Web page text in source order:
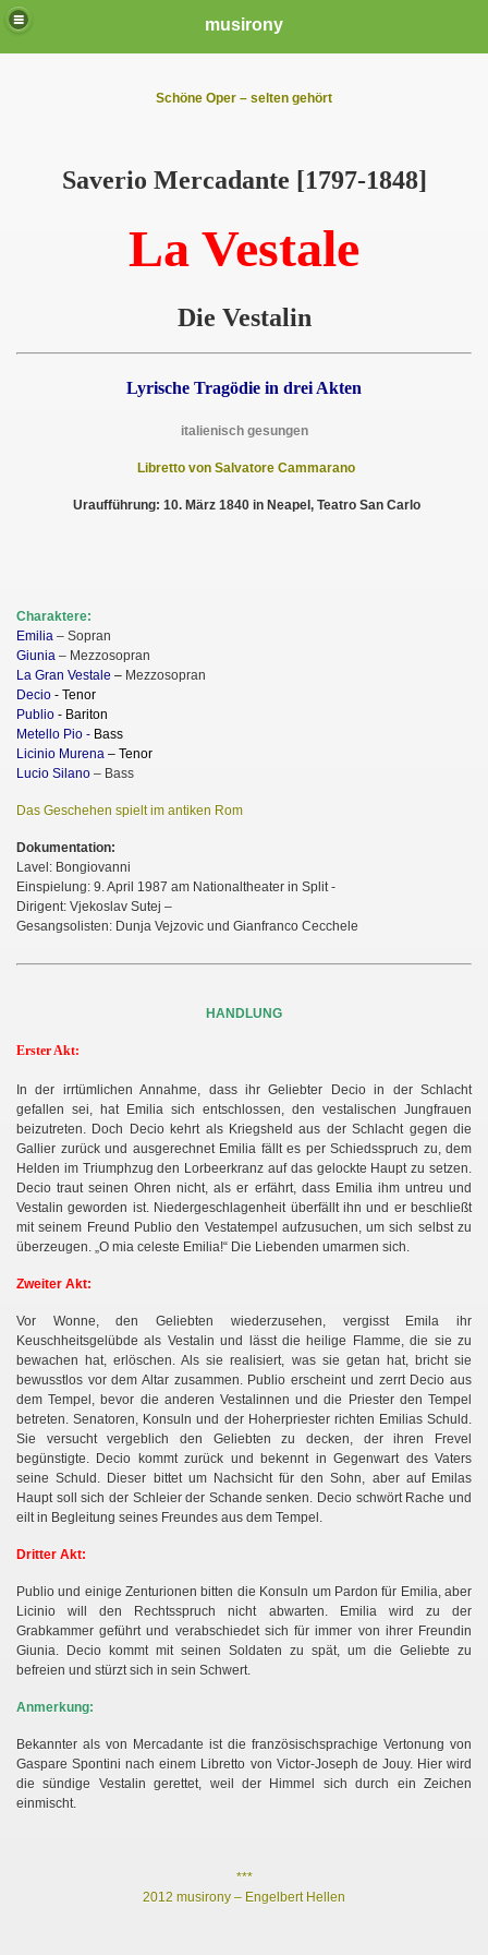
musirony
Schöne Oper – selten gehört
Saverio Mercadante [1797-1848]
La Vestale
Die Vestalin
Lyrische Tragödie in drei Akten
italienisch gesungen
Libretto von Salvatore Cammarano
Uraufführung: 10. März 1840 in Neapel, Teatro San Carlo
Charaktere:
Emilia – Sopran
Giunia – Mezzosopran
La Gran Vestale – Mezzosopran
Decio - Tenor
Publio - Bariton
Metello Pio - Bass
Licinio Murena – Tenor
Lucio Silano – Bass
Das Geschehen spielt im antiken Rom
Dokumentation:
Lavel: Bongiovanni
Einspielung: 9. April 1987 am Nationaltheater in Split -
Dirigent: Vjekoslav Sutej –
Gesangsolisten: Dunja Vejzovic und Gianfranco Cecchele
HANDLUNG
Erster Akt:
In der irrtümlichen Annahme, dass ihr Geliebter Decio in der Schlacht
gefallen sei, hat Emilia sich entschlossen, den vestalischen Jungfrauen
beizutreten. Doch Decio kehrt als Kriegsheld aus der Schlacht gegen die
Gallier zurück und ausgerechnet Emilia fällt es per Schiedsspruch zu, dem
Helden im Triumphzug den Lorbeerkranz auf das gelockte Haupt zu setzen.
Decio traut seinen Ohren nicht, als er erfährt, dass Emilia ihm untreu und
Vestalin geworden ist. Niedergeschlagenheit überfällt ihn und er beschließt
mit seinem Freund Publio den Vestatempel aufzusuchen, um sich selbst zu
überzeugen. „O mia celeste Emilia!“ Die Liebenden umarmen sich.
Zweiter Akt:
Vor Wonne, den Geliebten wiederzusehen, vergisst Emila ihr
Keuschheitsgelübde als Vestalin und lässt die heilige Flamme, die sie zu
bewachen hat, erlöschen. Als sie realisiert, was sie getan hat, bricht sie
bewusstlos vor dem Altar zusammen. Publio erscheint und zerrt Decio aus
dem Tempel, bevor die anderen Vestalinnen und die Priester den Tempel
betreten. Senatoren, Konsuln und der Hoherpriester richten Emilias Schuld.
Sie versucht vergeblich den Geliebten zu decken, der ihren Frevel
begünstigte. Decio kommt zurück und bekennt in Gegenwart des Vaters
seine Schuld. Dieser bittet um Nachsicht für den Sohn, aber auf Emilas
Haupt soll sich der Schleier der Schande senken. Decio schwört Rache und
eilt in Begleitung seines Freundes aus dem Tempel.
Dritter Akt:
Publio und einige Zenturionen bitten die Konsuln um Pardon für Emilia, aber
Licinio will den Rechtsspruch nicht abwarten. Emilia wird zu der
Grabkammer geführt und verabschiedet sich für immer von ihrer Freundin
Giunia. Decio kommt mit seinen Soldaten zu spät, um die Geliebte zu
befreien und stürzt sich in sein Schwert.
Anmerkung:
Bekannter als von Mercadante ist die französischsprachige Vertonung von
Gaspare Spontini nach einem Libretto von Victor-Joseph de Jouy. Hier wird
die sündige Vestalin gerettet, weil der Himmel sich durch ein Zeichen
einmischt.
***
2012 musirony – Engelbert Hellen